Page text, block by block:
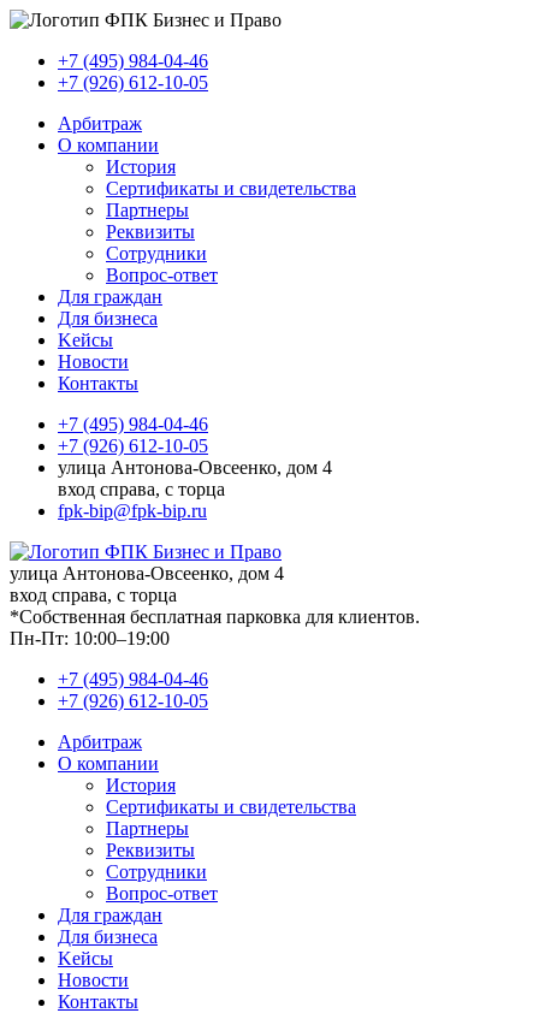
+7 (495) 984-04-46
+7 (926) 612-10-05
Арбитраж
О компании
История
Сертификаты и свидетельства
Партнеры
Реквизиты
Сотрудники
Вопрос-ответ
Для граждан
Для бизнеса
Kейсы
Новости
Контакты
+7 (495) 984-04-46
+7 (926) 612-10-05
улица Антонова-Овсеенко, дом 4
вход справа, с торца
fpk-bip@fpk-bip.ru
улица Антонова-Овсеенко, дом 4
вход справа, с торца
*Собственная бесплатная парковка для клиентов.
Пн-Пт: 10:00–19:00
+7 (495) 984-04-46
+7 (926) 612-10-05
Арбитраж
О компании
История
Сертификаты и свидетельства
Партнеры
Реквизиты
Сотрудники
Вопрос-ответ
Для граждан
Для бизнеса
Kейсы
Новости
Контакты